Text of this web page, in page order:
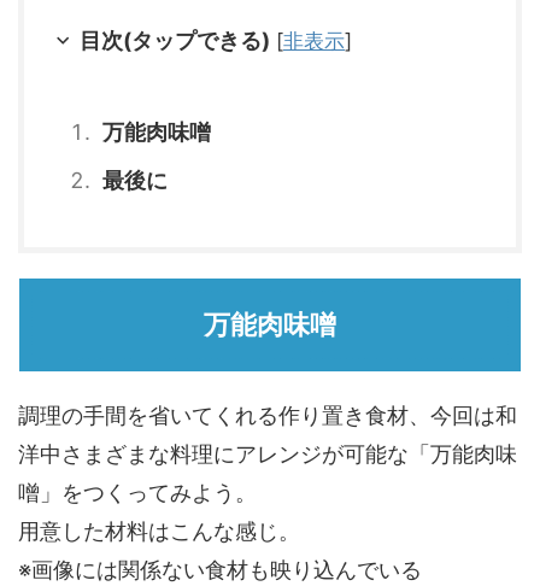
目次(タップできる) [非表示]
万能肉味噌
最後に
万能肉味噌
調理の手間を省いてくれる作り置き食材、今回は和
洋中さまざまな料理にアレンジが可能な「万能肉味
噌」をつくってみよう。
用意した材料はこんな感じ。
※画像には関係ない食材も映り込んでいる